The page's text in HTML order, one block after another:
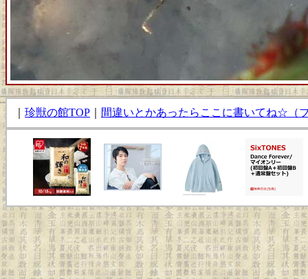
珍獣の館TOP 間違いとかあったらここに書いてね☆（